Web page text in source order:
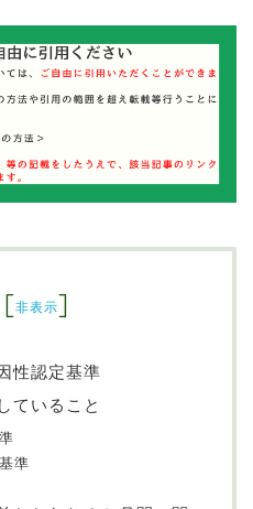
[非表示]
性認定基準
ていること
準